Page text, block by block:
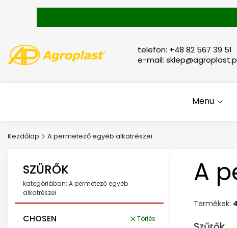
telefon: +48 82 567 39 51
e-mail:
Menu
Kezdőlap A permetező egyéb alkatrészei
SZŰRŐK
kategóriában: A permetező egyéb
alkatrészei
CHOSEN Törlés
A
Termékek: